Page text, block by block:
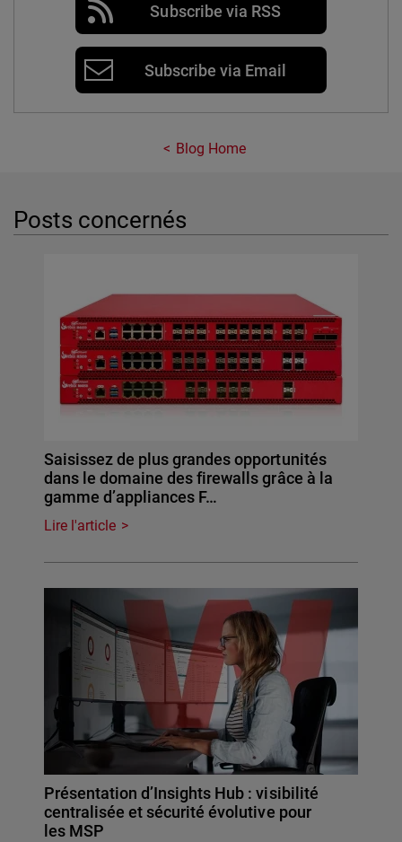
Subscribe via RSS
Subscribe via Email
Blog Home
Posts concernés
Saisissez de plus grandes opportunités
dans le domaine des firewalls grâce à la
gamme d’appliances F…
Lire l'article
Présentation d’Insights Hub : visibilité
centralisée et sécurité évolutive pour
les MSP